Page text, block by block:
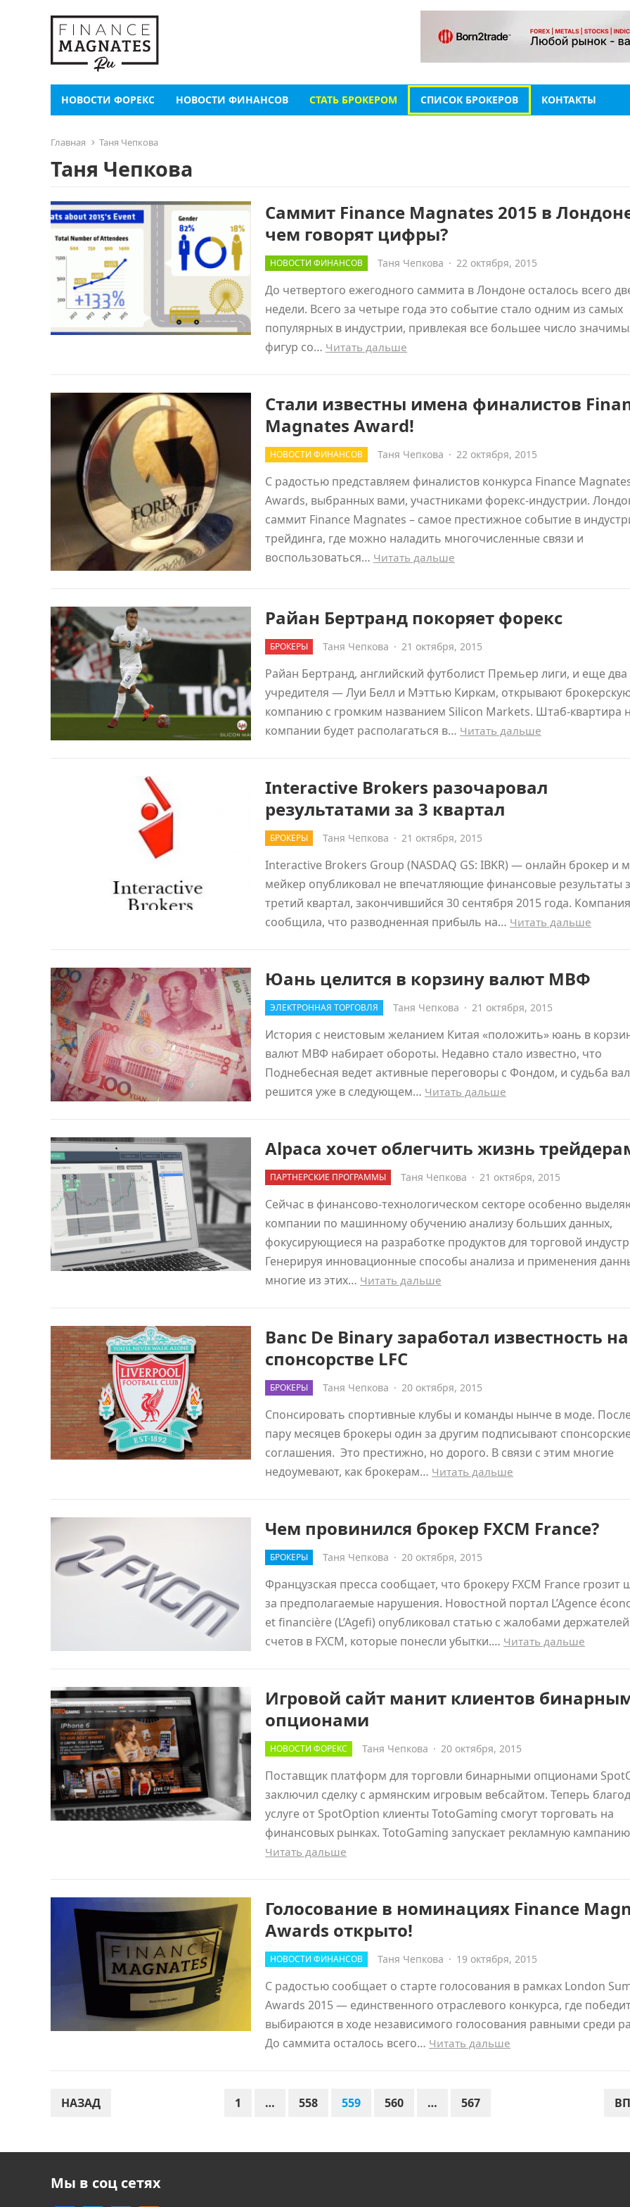
НОВОСТИ ФОРЕКС НОВОСТИ ФИНАНСОВ СТАТЬ БРОКЕРОМ СПИСОК БРОКЕРОВ КОНТАКТЫ
Главная Таня Чепкова
Таня Чепкова
Саммит Finance Magnates 2015 в
чем говорят цифры?
НОВОСТИ ФИНАНСОВ Таня Чепкова · 22 октября, 2015
До четвертого ежегодного саммита в Лондоне осталось всего
недели. Всего за четыре года это событие стало одним из самых
популярных в индустрии, привлекая все большее число
фигур со… Читать дальше
Стали известны имена финалистов
Magnates Award!
НОВОСТИ ФИНАНСОВ Таня Чепкова · 22 октября, 2015
С радостью представляем финалистов конкурса Finance
Awards, выбранных вами, участниками форекс-индустрии.
саммит Finance Magnates – самое престижное событие в
трейдинга, где можно наладить многочисленные связи и
воспользоваться… Читать дальше
Райан Бертранд покоряет форекс
БРОКЕРЫ Таня Чепкова · 21 октября, 2015
Райан Бертранд, английский футболист Премьер лиги, и еще два
учредителя — Луи Белл и Мэттью Киркам, открывают
компанию с громким названием Silicon Markets. Штаб-квартира
компании будет располагаться в… Читать дальше
Interactive Brokers разочаровал
результатами за 3 квартал
БРОКЕРЫ Таня Чепкова · 21 октября, 2015
Interactive Brokers Group (NASDAQ GS: IBKR) — онлайн брокер и
мейкер опубликовал не впечатляющие финансовые результаты
третий квартал, закончившийся 30 сентября 2015 года. Компания
сообщила, что разводненная прибыль на… Читать дальше
Юань целится в корзину валют МВФ
ЭЛЕКТРОННАЯ ТОРГОВЛЯ Таня Чепкова · 21 октября, 2015
История с неистовым желанием Китая «положить» юань в
валют МВФ набирает обороты. Недавно стало известно, что
Поднебесная ведет активные переговоры с Фондом, и судьба
решится уже в следующем… Читать дальше
Alpaca хочет облегчить жизнь
ПАРТНЕРСКИЕ ПРОГРАММЫ Таня Чепкова · 21 октября, 2015
Сейчас в финансово-технологическом секторе особенно
компании по машинному обучению анализу больших данных,
фокусирующиеся на разработке продуктов для торговой
Генерируя инновационные способы анализа и применения
многие из этих… Читать дальше
Banc De Binary заработал известность на
спонсорстве LFC
БРОКЕРЫ Таня Чепкова · 20 октября, 2015
Спонсировать спортивные клубы и команды нынче в моде.
пару месяцев брокеры один за другим подписывают
соглашения. Это престижно, но дорого. В связи с этим многие
недоумевают, как брокерам… Читать дальше
Чем провинился брокер FXCM France?
БРОКЕРЫ Таня Чепкова · 20 октября, 2015
Французская пресса сообщает, что брокеру FXCM France грозит
за предполагаемые нарушения. Новостной портал L’Agence
et financière (L’Agefi) опубликовал статью с жалобами держателей
счетов в FXCM, которые понесли убытки.… Читать дальше
Игровой сайт манит клиентов
опционами
НОВОСТИ ФОРЕКС Таня Чепкова · 20 октября, 2015
Поставщик платформ для торговли бинарными опционами
заключил сделку с армянским игровым вебсайтом. Теперь
услуге от SpotOption клиенты TotoGaming смогут торговать на
финансовых рынках. TotoGaming запускает рекламную
Читать дальше
Голосование в номинациях Finance
Awards открыто!
НОВОСТИ ФИНАНСОВ Таня Чепкова · 19 октября, 2015
С радостью сообщает о старте голосования в рамках London
Awards 2015 — единственного отраслевого конкурса, где
выбираются в ходе независимого голосования равными среди
До саммита осталось всего… Читать дальше
ПАГИНАЦИЯ
НАЗАД 1 … 558 559 560 … 567
Мы в соц сетях